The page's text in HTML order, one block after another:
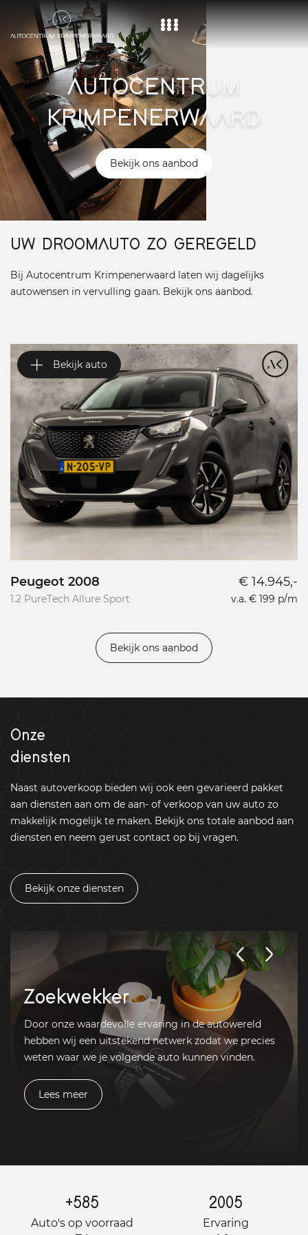
Home
Aanbod
Diensten
Over ons
Vacature
Contact
AUTOCENTRUM
KRIMPENERWAARD
Bekijk ons aanbod
UW DROOMAUTO ZO GEREGELD
Bij Autocentrum Krimpenerwaard laten wij dagelijks
autowensen in vervulling gaan. Bekijk ons aanbod.
Bekijk auto
Peugeot 2008
1.2 PureTech Allure Sport
€ 14.945,-
v.a. € 199 p/m
Bekijk ons aanbod
Onze
diensten
Naast autoverkoop bieden wij ook een gevarieerd pakket
aan diensten aan om de aan- of verkoop van uw auto zo
makkelijk mogelijk te maken. Bekijk ons totale aanbod aan
diensten en neem gerust contact op bij vragen.
Bekijk onze diensten
Zoekwekker
Door onze waardevolle ervaring in de autowereld
hebben wij een uitstekend netwerk zodat we precies
weten waar we je volgende auto kunnen vinden.
Lees meer
+585
Auto's op voorraad
2005
Ervaring